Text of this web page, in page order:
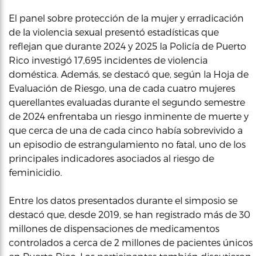
El panel sobre protección de la mujer y erradicación
de la violencia sexual presentó estadísticas que
reflejan que durante 2024 y 2025 la Policía de Puerto
Rico investigó 17,695 incidentes de violencia
doméstica. Además, se destacó que, según la Hoja de
Evaluación de Riesgo, una de cada cuatro mujeres
querellantes evaluadas durante el segundo semestre
de 2024 enfrentaba un riesgo inminente de muerte y
que cerca de una de cada cinco había sobrevivido a
un episodio de estrangulamiento no fatal, uno de los
principales indicadores asociados al riesgo de
feminicidio.
Entre los datos presentados durante el simposio se
destacó que, desde 2019, se han registrado más de 30
millones de dispensaciones de medicamentos
controlados a cerca de 2 millones de pacientes únicos